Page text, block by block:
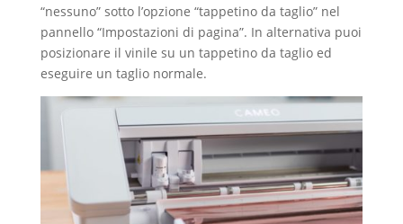
“nessuno” sotto l’opzione “tappetino da taglio” nel
pannello “Impostazioni di pagina”. In alternativa puoi
posizionare il vinile su un tappetino da taglio ed
eseguire un taglio normale.